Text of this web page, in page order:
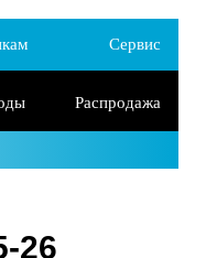
Сервис
Распродажа
26